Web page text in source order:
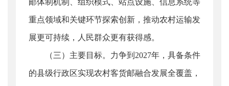
邮体制机制、组织模式、站点设施、信息系统等
重点领域和关键环节探索创新，推动农村运输发
展更可持续，人民群众更有获得感。
（三）主要目标。力争到2027年，具备条件
的县级行政区实现农村客货邮融合发展全覆盖，